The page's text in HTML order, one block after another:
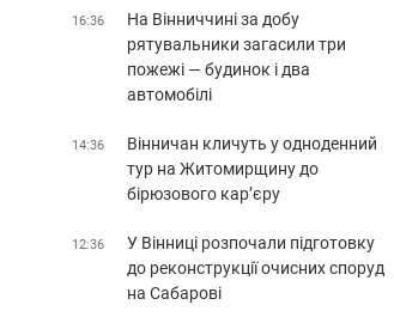
16:36
На Вінниччині за добу
рятувальники загасили три
пожежі — будинок і два
автомобілі
14:36
Вінничан кличуть у одноденний
тур на Житомирщину до
бірюзового кар’єру
12:36
У Вінниці розпочали підготовку
до реконструкції очисних споруд
на Сабарові